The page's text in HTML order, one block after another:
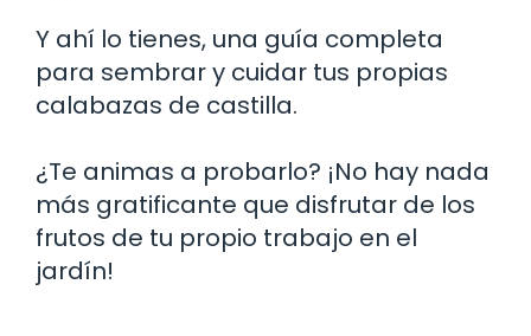
Y ahí lo tienes, una guía completa
para sembrar y cuidar tus propias
calabazas de castilla.
¿Te animas a probarlo? ¡No hay nada
más gratificante que disfrutar de los
frutos de tu propio trabajo en el
jardín!